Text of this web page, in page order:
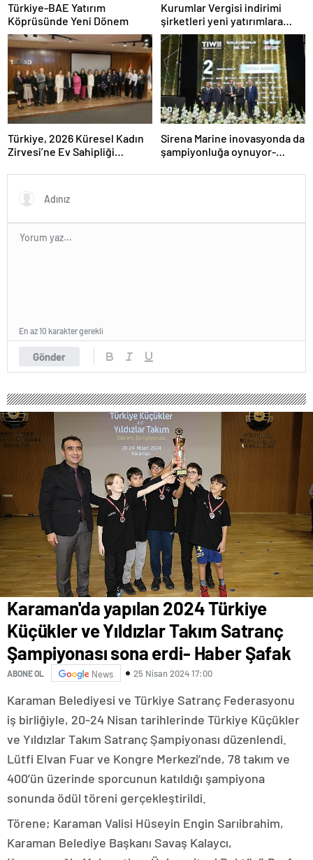
Türkiye-BAE Yatırım
Köprüsünde Yeni Dönem
Kurumlar Vergisi indirimi
şirketleri yeni yatırımlara
yönlendirecek
Türkiye, 2026 Küresel Kadın
Zirvesi’ne Ev Sahipliği
Sirena Marine inovasyonda da
şampiyonluğa oynuyor-
Gönder
En az 10 karakter gerekli
Karaman'da yapılan 2024 Türkiye
Küçükler ve Yıldızlar Takım Satranç
Şampiyonası sona erdi- Haber Şafak
ABONE OL News 25 Nisan 2024 17:00
Karaman Belediyesi ve Türkiye Satranç Federasyonu
iş birliğiyle, 20-24 Nisan tarihlerinde Türkiye Küçükler
ve Yıldızlar Takım Satranç Şampiyonası düzenlendi.
Lütfi Elvan Fuar ve Kongre Merkezi’nde, 78 takım ve
400’ün üzerinde sporcunun katıldığı şampiyona
sonunda ödül töreni gerçekleştirildi.
Törene; Karaman Valisi Hüseyin Engin Sarıibrahim,
Karaman Belediye Başkanı Savaş Kalaycı,